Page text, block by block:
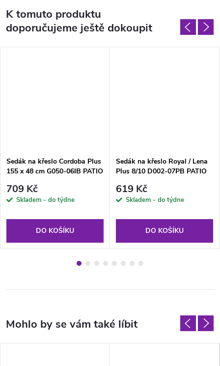
K tomuto produktu
doporučujeme ještě dokoupit
Sedák na křeslo Cordoba Plus
155 x 48 cm G050-06IB PATIO
709 Kč
Skladem - do týdne
DO KOŠÍKU
Sedák na křeslo Royal / Lena
Plus 8/10 D002-07PB PATIO
619 Kč
Skladem - do týdne
DO KOŠÍKU